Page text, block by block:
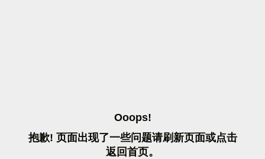
OOOPS!
抱歉! 页面出现了一些问题请刷 新页面或点击
返 回首页。